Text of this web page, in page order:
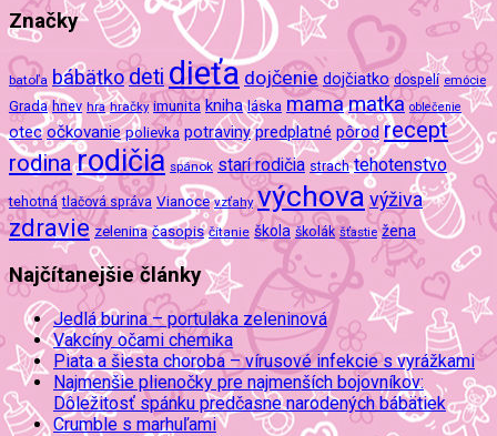
Značky
batoľa bábätkodeti dieťa dojčenie dojčiatko dospelí emócie
Grada hnev hra hračky imunita kniha láska mamamatka oblečenie
otec očkovanie polievka potraviny predplatné pôrod recept
rodina rodičia spánok starí rodičia strach tehotenstvo
tehotná tlačová správa Vianoce vzťahy výchovavýživa
zdravie zelenina časopis čítanie škola školák šťastie žena
Najčítanejšie články
Jedlá burina – portulaka zeleninová
Vakcíny očami chemika
Piata a šiesta choroba – vírusové infekcie s vyrážkami
Najmenšie plienočky pre najmenších bojovníkov:
Dôležitosť spánku predčasne narodených bábätiek
Crumble s marhuľami